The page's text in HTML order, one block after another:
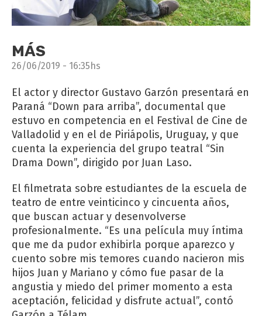
MÁS
26/06/2019 - 16:35hs
El actor y director Gustavo Garzón presentará en
Paraná “Down para arriba”, documental que
estuvo en competencia en el Festival de Cine de
Valladolid y en el de Piriápolis, Uruguay, y que
cuenta la experiencia del grupo teatral “Sin
Drama Down”, dirigido por Juan Laso.
El filmetrata sobre estudiantes de la escuela de
teatro de entre veinticinco y cincuenta años,
que buscan actuar y desenvolverse
profesionalmente. “Es una película muy íntima
que me da pudor exhibirla porque aparezco y
cuento sobre mis temores cuando nacieron mis
hijos Juan y Mariano y cómo fue pasar de la
angustia y miedo del primer momento a esta
aceptación, felicidad y disfrute actual”, contó